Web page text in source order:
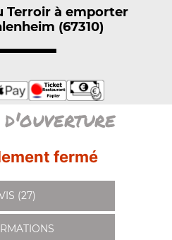
Terroir à emporter
(67310)
fermé
(27)